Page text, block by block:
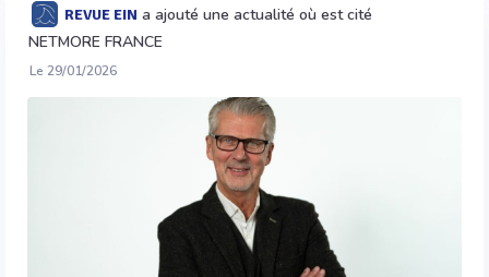
REVUE EIN a ajouté une actualité où est cité
NETMORE FRANCE
Le 29/01/2026